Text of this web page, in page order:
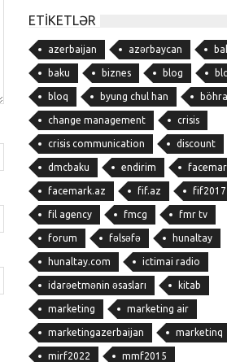
ETIKETLƏR
azerbaijan azərbaycan
baku biznes blog
bloq byung chul han
change management crisis
crisis communication discount
dmcbaku endirim
facemark.az fif.az fif2017
fil agency fmcg fmr tv
forum fəlsəfə hunaltay
hunaltay.com ictimai radio
idarəetmənin əsasları kitab
marketing marketing air
marketingazerbaijan marketinq
mirf2022 mmf2015